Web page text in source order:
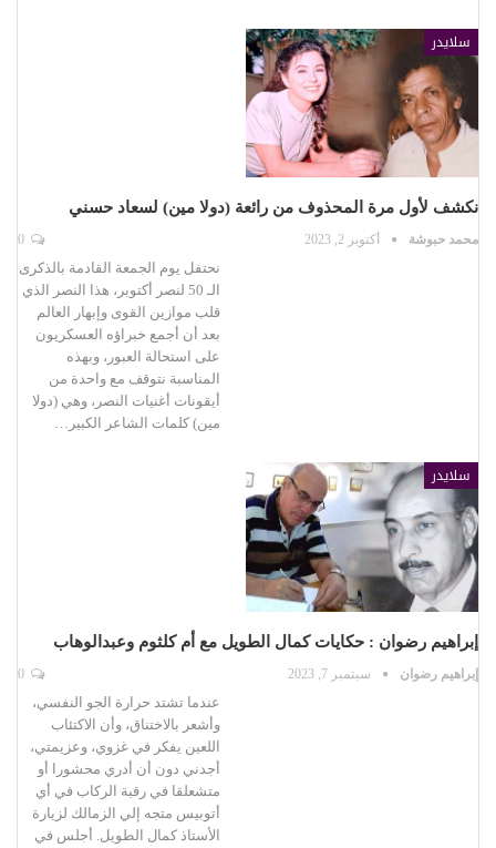
سلايدر
نكشف لأول مرة المحذوف من رائعة (دولا مين) لسعاد حسني
محمد حبوشة أكتوبر 2, 2023
نحتفل يوم الجمعة القادمة بالذكرى
الـ 50 لنصر أكتوبر، هذا النصر الذي
قلب موازين القوى وإبهار العالم
بعد أن أجمع خبراؤه العسكريون
على استحالة العبور، وبهذه
المناسبة نتوقف مع واحدة من
أيقونات أغنيات النصر، وهي (دولا
مين) كلمات الشاعر الكبير…
سلايدر
إبراهيم رضوان : حكايات كمال الطويل مع أم كلثوم وعبدالوهاب
إبراهيم رضوان سبتمبر 7, 2023
عندما تشتد حرارة الجو النفسي،
وأشعر بالاختناق، وأن الاكتئاب
اللعين يفكر في غزوي، وعزيمتي،
أجدني دون أن أدري محشورا أو
متشعلقا في رقبة الركاب في أي
أتوبيس متجه إلي الزمالك لزيارة
الأستاذ كمال الطويل. أجلس في